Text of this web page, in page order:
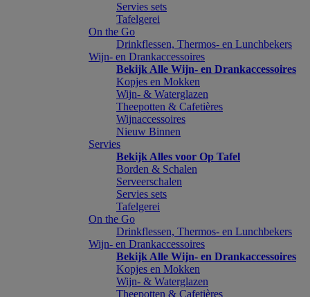
Servies sets
Tafelgerei
On the Go
Drinkflessen, Thermos- en Lunchbekers
Wijn- en Drankaccessoires
Bekijk Alle Wijn- en Drankaccessoires
Kopjes en Mokken
Wijn- & Waterglazen
Theepotten & Cafetières
Wijnaccessoires
Nieuw Binnen
Servies
Bekijk Alles voor Op Tafel
Borden & Schalen
Serveerschalen
Servies sets
Tafelgerei
On the Go
Drinkflessen, Thermos- en Lunchbekers
Wijn- en Drankaccessoires
Bekijk Alle Wijn- en Drankaccessoires
Kopjes en Mokken
Wijn- & Waterglazen
Theepotten & Cafetières